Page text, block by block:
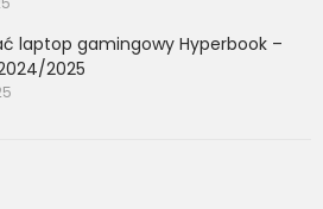
laptop gamingowy Hyperbook –
2025